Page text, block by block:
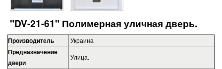
"DV-21-61" Полимерная уличная дверь.
Производитель Украина
Предназначение
двери
Улица.